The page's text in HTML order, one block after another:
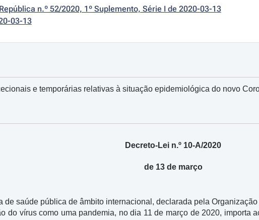
n.º 52/2020, 1º Suplemento, Série I de 2020-03-13
03-13
e temporárias relativas à situação epidemiológica do novo
Decreto-Lei n.º 10-A/2020
de 13 de março
de saúde pública de âmbito internacional, declarada pela
do vírus como uma pandemia, no dia 11 de março de 2020, importa